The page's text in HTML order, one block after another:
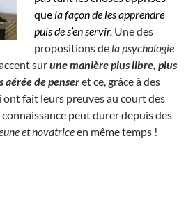
que la façon de les apprendre
puis de s’en servir. Une des
propositions de la psychologie
surune manière plus libre, plus
de penseret ce, grâce à des
fait leurs preuves au court des
peut durer depuis des
et novatriceen même temps !